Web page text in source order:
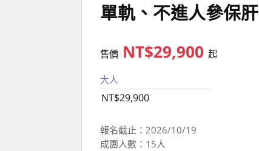
單軌、不進人參保肝
售價 NT$29,900起
大人
NT$29,900
報名截止：2026/10/19
成團人數：15人